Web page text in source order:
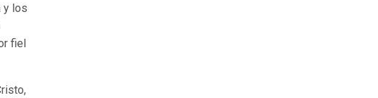
y los
fiel